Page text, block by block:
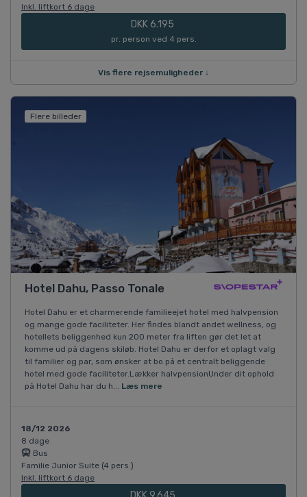
Inkl. liftkort 6 dage
DKK 6.195
pr. person ved 4 pers.
Vis flere rejsemuligheder ↓
Flere billeder
Hotel Dahu, Passo Tonale
Hotel Dahu er et charmerende familieejet hotel med halvpension
og mange gode faciliteter. Her findes blandt andet wellness, og
hotellets beliggenhed kun 200 meter fra liften gør det let at
komme ud på dagens skiløb. Hotel Dahu er derfor et oplagt valg
til familier og par, som ønsker at bo på et centralt beliggende
hotel med gode faciliteter.Lækker halvpensionUnder dit ophold
på Hotel Dahu har du h... Læs mere
18/12 2026
8 dage
Bus
Familie Junior Suite (4 pers.)
Inkl. liftkort 6 dage